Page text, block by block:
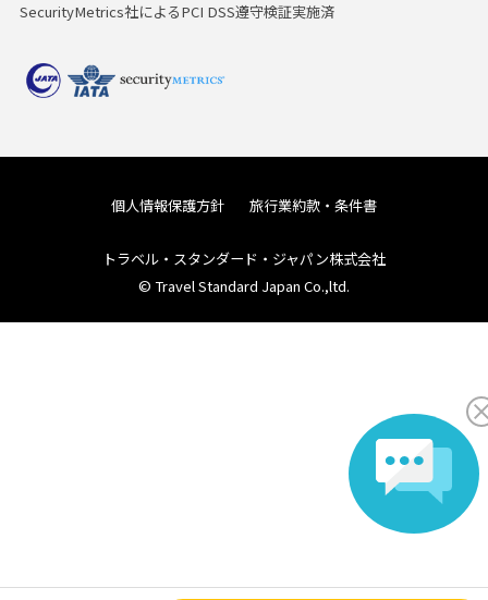
SecurityMetrics社によるPCI DSS遵守検証実施済
個人情報保護方針 旅行業約款・条件書
トラベル・スタンダード・ジャパン株式会社
© Travel Standard Japan Co.,ltd.